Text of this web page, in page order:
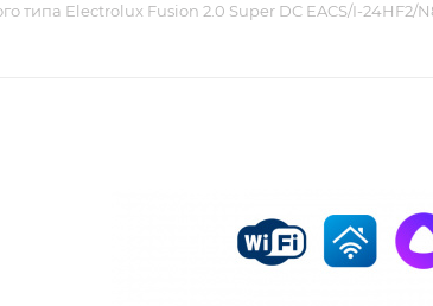
типа Electrolux Fusion 2.0 Super DC EACS/I-24HF2/